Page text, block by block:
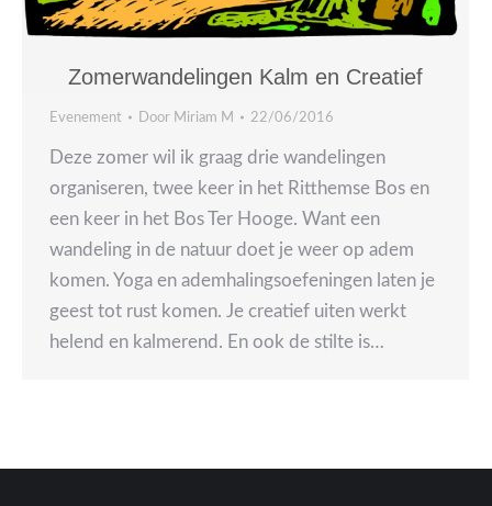
Zomerwandelingen Kalm en Creatief
Evenement Door Miriam M 22/06/2016
Deze zomer wil ik graag drie wandelingen
organiseren, twee keer in het Ritthemse Bos en
een keer in het Bos Ter Hooge. Want een
wandeling in de natuur doet je weer op adem
komen. Yoga en ademhalingsoefeningen laten je
geest tot rust komen. Je creatief uiten werkt
helend en kalmerend. En ook de stilte is…